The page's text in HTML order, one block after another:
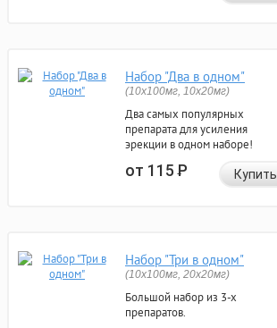
Набор "Два в одном"
(10x100мг, 10x20мг)
Два самых популярных
препарата для усиления
эрекции в одном наборе!
от 115Р Купить
Набор "Три в одном"
(10x100мг, 20x20мг)
Большой набор из 3-х
препаратов.